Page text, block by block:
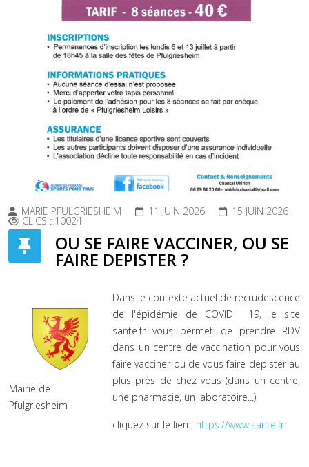
MARIE PFULGRIESHEIM 11 JUIN 2026 15 JUIN 2026
CLICS : 10024
OU SE FAIRE VACCINER, OU SE
FAIRE DEPISTER ?
Mairie de
Pfulgriesheim
Dans le contexte actuel de recrudescence
de l'épidémie de COVID 19, le site
sante.fr vous permet de prendre RDV
dans un centre de vaccination pour vous
faire vacciner ou de vous faire dépister au
plus près de chez vous (dans un centre,
une pharmacie, un laboratoire...).
cliquez sur le lien : https://www.sante.fr